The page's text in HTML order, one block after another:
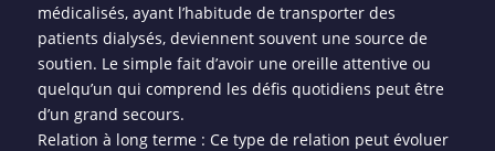
médicalisés, ayant l’habitude de transporter des
patients dialysés, deviennent souvent une source de
soutien. Le simple fait d’avoir une oreille attentive ou
quelqu’un qui comprend les défis quotidiens peut être
d’un grand secours.
Relation à long terme : Ce type de relation peut évoluer